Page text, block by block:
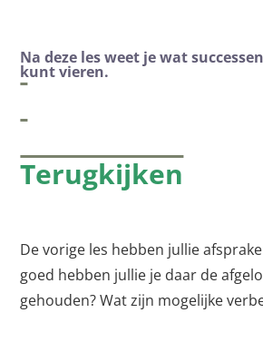
Na deze lesweet je wat
kunt vieren.
Terugkijken
De vorige les hebben jullie
goed hebben jullie je daar de
gehouden? Wat zijn mogelijke